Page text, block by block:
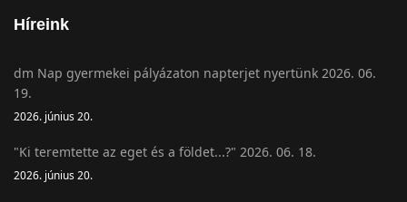
Híreink
dm Nap gyermekei pályázaton napterjet nyertünk 2026. 06.
19.
2026. június 20.
"Ki teremtette az eget és a földet...?" 2026. 06. 18.
2026. június 20.